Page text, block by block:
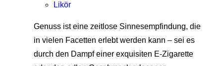
Likör
Genuss ist eine zeitlose Sinnesempfindung, die
in vielen Facetten erlebt werden kann – sei es
durch den Dampf einer exquisiten E-Zigarette